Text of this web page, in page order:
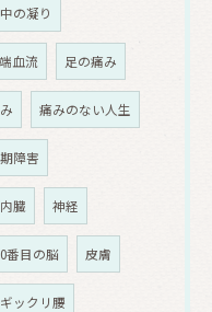
の凝り
血流 足の痛み
痛みのない人生
障害
内臓 神経
0番目の脳 皮膚
ギックリ腰